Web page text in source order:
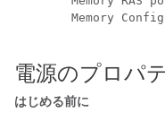
電源のプロパ
はじめる前に